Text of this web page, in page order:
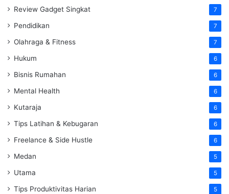
Review Gadget Singkat 7
Pendidikan 7
Olahraga & Fitness 7
Hukum 6
Bisnis Rumahan 6
Mental Health 6
Kutaraja 6
Tips Latihan & Kebugaran 6
Freelance & Side Hustle 6
Medan 5
Utama 5
Tips Produktivitas Harian 5